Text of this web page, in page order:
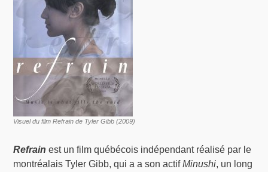
Visuel du film Refrain de Tyler Gibb (2009)
Refrain est un film québécois indépendant réalisé par le
montréalais Tyler Gibb, qui a a son actifMinushi, un long